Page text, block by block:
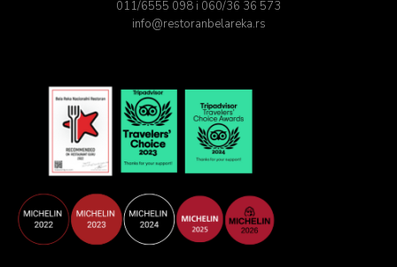
011/6555 098 i 060/36 36 573
info@restoranbelareka.rs